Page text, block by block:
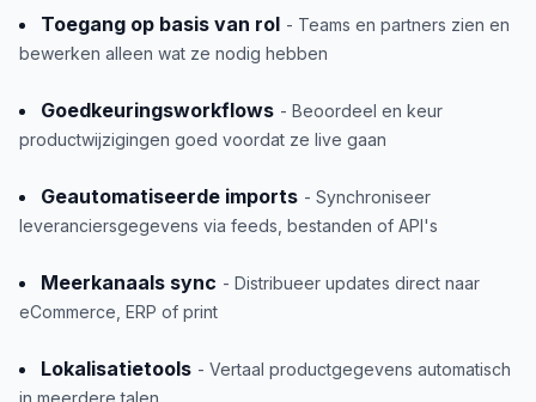
Toegang op basis van rol - Teams en partners zien en
bewerken alleen wat ze nodig hebben
Goedkeuringsworkflows - Beoordeel en keur
productwijzigingen goed voordat ze live gaan
Geautomatiseerde imports - Synchroniseer
leveranciersgegevens via feeds, bestanden of API's
Meerkanaals sync - Distribueer updates direct naar
eCommerce, ERP of print
Lokalisatietools - Vertaal productgegevens automatisch
in meerdere talen